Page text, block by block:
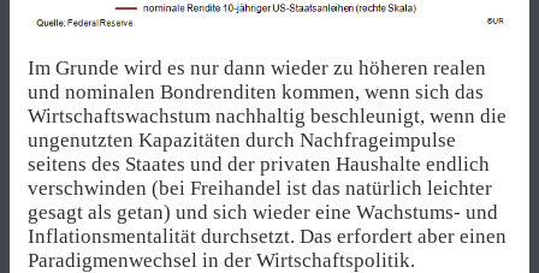
Im Grunde wird es nur dann wieder zu höheren realen
und nominalen Bondrenditen kommen, wenn sich das
Wirtschaftswachstum nachhaltig beschleunigt, wenn die
ungenutzten Kapazitäten durch Nachfrageimpulse
seitens des Staates und der privaten Haushalte endlich
verschwinden (bei Freihandel ist das natürlich leichter
gesagt als getan) und sich wieder eine Wachstums- und
Inflationsmentalität durchsetzt. Das erfordert aber einen
Paradigmenwechsel in der Wirtschaftspolitik.